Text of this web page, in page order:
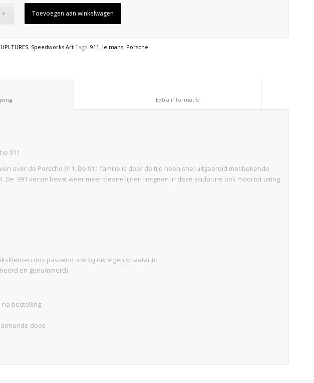
Toevoegen aan winkelwagen
, Speedworks.Art Tags: 911, le mans, Porsche
911
over de Porsche 911. De 911 familie is door de tijd heen snel uitgebreid met bekende
De 991 versie bevat weer meer cleane lijnen hetgeen in deze sculpture ook mooi tot uiting
dus passend ook bij uw eigen straatauto
en genummerd)
bestelling
doos